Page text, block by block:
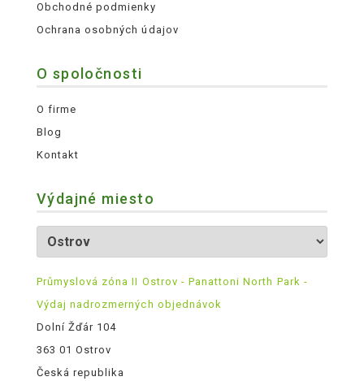
Obchodné podmienky
Ochrana osobných údajov
O spoločnosti
O firme
Blog
Kontakt
Výdajné miesto
Průmyslová zóna II Ostrov - Panattoni North Park -
Výdaj nadrozmerných objednávok
Dolní Žďár 104
363 01 Ostrov
Česká republika